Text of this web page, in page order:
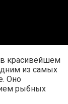
красивейшем
из самых
Оно
рыбных